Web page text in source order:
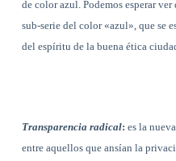
de color azul. Podemos esperar
sub-serie del color «azul», que se
del espíritu de la buena ética
Transparencia radical: es la
entre aquellos que ansían la